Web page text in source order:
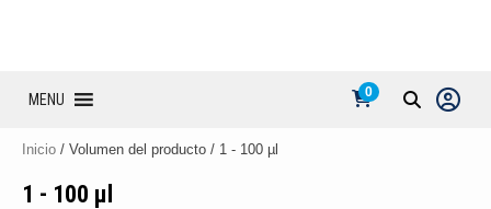
MENU 0
Inicio / Volumen del producto / 1 - 100 µl
1 - 100 µl